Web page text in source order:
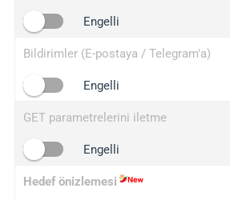
Engelli
Bildirimler (E-postaya / Telegram'a)
Engelli
GET parametrelerini iletme
Engelli
Hedef önizlemesi